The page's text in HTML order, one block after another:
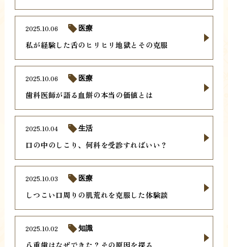
私が経験した舌のヒリヒリ地獄とその克服
2025.10.06 医療
歯科医師が語る血餅の本当の価値とは
2025.10.06 医療
口の中のしこり、何科を受診すればいい？
2025.10.04 生活
しつこい口周りの肌荒れを克服した体験談
2025.10.03 医療
八重歯はなぜできた？その原因を探る
2025.10.02 知識